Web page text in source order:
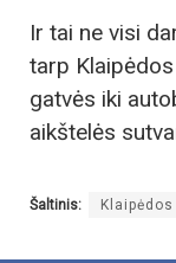
Ir tai ne visi
tarp
gatvės iki
aikštelės
Šaltinis: